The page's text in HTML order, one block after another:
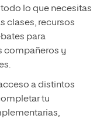
lo que necesitas
clases, recursos
para
compañeros y
a distintos
tu